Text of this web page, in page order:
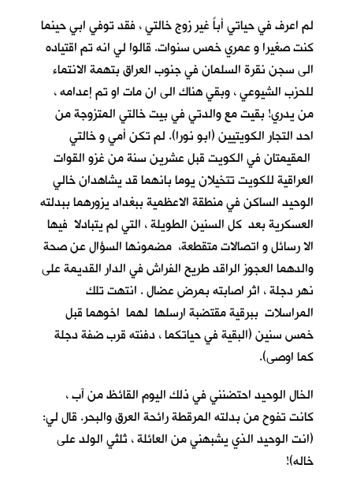
لم اعرف في حياتي أباً غير زوج خالتي ، فقد توفي ابي حينما
كنت صغيرا و عمري خمس سنوات. قالوا لي انه تم اقتياده
الى سجن نقرة السلمان في جنوب العراق بتهمة الانتماء
للحزب الشيوعي ، وبقي هناك الى ان مات او تم إعدامه ،
من يدري! بقيت مع والدتي في بيت خالتي المتزوجة من
احد التجار الكويتيين (ابو نورا). لم تكن أمي و خالتي
المقيمتان في الكويت قبل عشرين سنة من غزو القوات
العراقية للكويت تتخيلان يوما بانهما قد يشاهدان خالي
الوحيد الساكن في منطقة الاعظمية ببغداد يزورهما ببدلته
العسكرية بعد كل السنين الطويلة ، التي لم يتبادلا فيها
الا رسائل و اتصالات متقطعة، مضمونها السؤال عن صحة
والدهما العجوز الراقد طريح الفراش في الدار القديمة على
نهر دجلة ، اثر اصابته بمرضِ عضال . انتهت تلك
المراسلات ببرقية مقتضبة ارسلها لهما اخوهما قبل
خمس سنين (البقية في حياتكما ، دفنته قرب ضفة دجلة
كما اوصى).
الخال الوحيد احتضنني في ذلك اليوم القائظ من آب ،
كانت تفوح من بدلته المرقطة رائحة العرق والبحر. قال لي:
(انت الوحيد الذي يشبهني من العائلة ، ثلثي الولد على
خاله)!